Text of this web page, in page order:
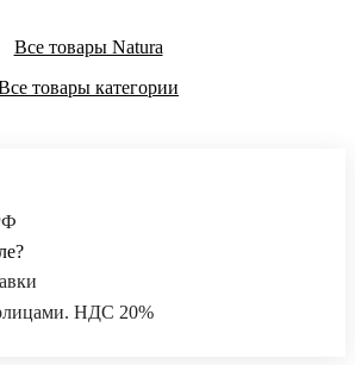
Все товары Natura
товары категории
НДС 20%